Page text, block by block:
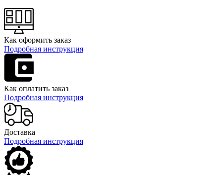
Как оформить заказ
Подробная инструкция
Как оплатить заказ
Подробная инструкция
Доставка
Подробная инструкция